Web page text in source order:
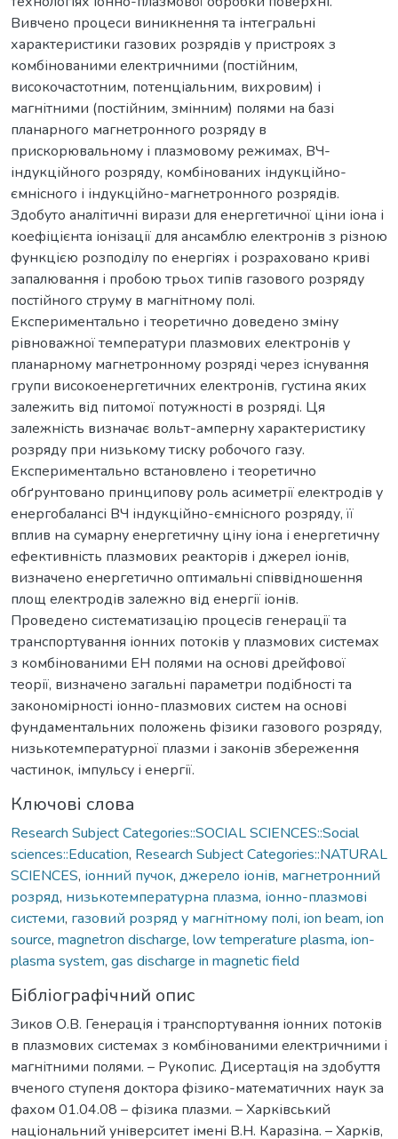
Вивчено процеси виникнення та інтегральні
характеристики газових розрядів у пристроях з
комбінованими електричними (постійним,
високочастотним, потенціальним, вихровим) і
магнітними (постійним, змінним) полями на базі
планарного магнетронного розряду в
прискорювальному і плазмовому режимах, ВЧ-
індукційного розряду, комбінованих індукційно-
ємнісного і індукційно-магнетронного розрядів.
Здобуто аналітичні вирази для енергетичної ціни іона і
коефіцієнта іонізації для ансамблю електронів з різною
функцією розподілу по енергіях і розраховано криві
запалювання і пробою трьох типів газового розряду
постійного струму в магнітному полі.
Експериментально і теоретично доведено зміну
рівноважної температури плазмових електронів у
планарному магнетронному розряді через існування
групи високоенергетичних електронів, густина яких
залежить від питомої потужності в розряді. Ця
залежність визначає вольт-амперну характеристику
розряду при низькому тиску робочого газу.
Експериментально встановлено і теоретично
обґрунтовано принципову роль асиметрії електродів у
енергобалансі ВЧ індукційно-ємнісного розряду, її
вплив на сумарну енергетичну ціну іона і енергетичну
ефективність плазмових реакторів і джерел іонів,
визначено енергетично оптимальні співвідношення
площ електродів залежно від енергії іонів.
Проведено систематизацію процесів генерації та
транспортування іонних потоків у плазмових системах
з комбінованими ЕН полями на основі дрейфової
теорії, визначено загальні параметри подібності та
закономірності іонно-плазмових систем на основі
фундаментальних положень фізики газового розряду,
низькотемпературної плазми і законів збереження
частинок, імпульсу і енергії.
Ключові слова
Research Subject Categories::SOCIAL SCIENCES::Social
sciences::Education, Research Subject Categories::NATURAL
SCIENCES, іонний пучок, джерело іонів, магнетронний
розряд, низькотемпературна плазма, іонно-плазмові
системи, газовий розряд у магнітному полі, ion beam, ion
source, magnetron discharge, low temperature plasma, ion-
plasma system, gas discharge in magnetic field
Бібліографічний опис
Зиков О.В. Генерація і транспортування іонних потоків
в плазмових системах з комбінованими електричними і
магнітними полями. – Рукопис. Дисертація на здобуття
вченого ступеня доктора фізико-математичних наук за
фахом 01.04.08 – фізика плазми. – Харківський
національний університет імені В.Н. Каразіна. – Харків,